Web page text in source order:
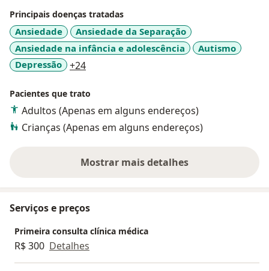
Principais doenças tratadas
Ansiedade
Ansiedade da Separação
Ansiedade na infância e adolescência
Autismo
Depressão
+24a11y_sr_more_diseases
Pacientes que trato
Adultos (Apenas em alguns endereços)
Crianças (Apenas em alguns endereços)
Mostrar mais detalhes
sobre a experiência
Serviços e preços
Primeira consulta clínica médica
R$ 300 Detalhes